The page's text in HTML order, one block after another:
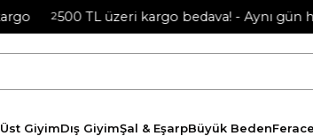
2500 TL üzeri kargo bedava! - Aynı gün hızlı
Üst GiyimDış GiyimŞal & EşarpBüyük BedenFerace